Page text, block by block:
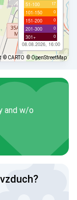
51-100 17
101-150 0
151-200 0
201-300 0
301+ 0
08.08.2026, 16:00
© CARTO © OpenStreetMap
and w/o